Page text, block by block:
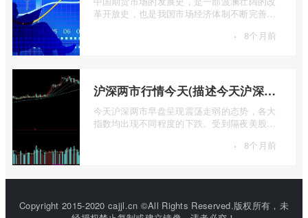
革开放史，也是我国市场经济体制不断完善的
· 8个月前
沪深两市行情今天(描述今天沪深两市早盘交易情况)
今天沪深两市早盘呈现震荡走弱的态势，各大
指数均出现不同程度的下跌。受到隔夜美股下
· 8个月前
Copyright 2015-2020 cajjl.cn ©All Rights Reserved.版权所有，未